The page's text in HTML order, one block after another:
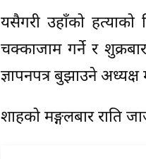
यसैगरी उहाँको हत्याको
चक्काजाम गर्ने र शुक्रबार
ज्ञापनपत्र बुझाउने
शाहको मङ्गलबार राति